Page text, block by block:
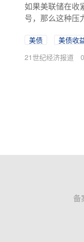
如果美联储在收
号，那么这种压
美债 美债收
21世纪经济报道
备